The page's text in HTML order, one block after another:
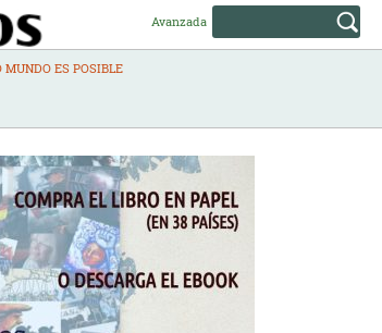
Avanzada
MUNDO ES POSIBLE